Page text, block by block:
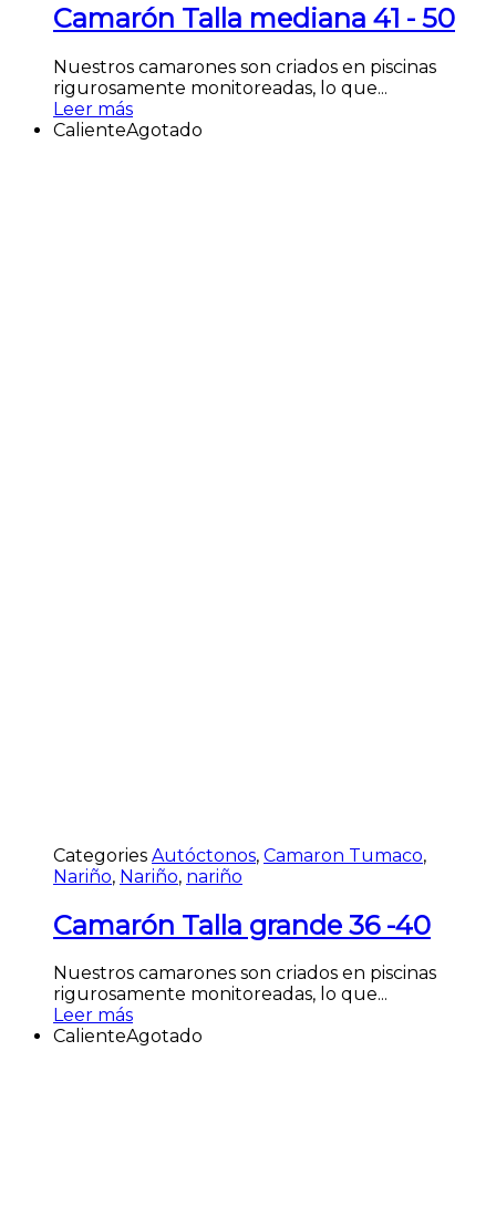
Camarón Talla mediana 41 - 50
Nuestros camarones son criados en piscinas
rigurosamente monitoreadas, lo que...
Leer más
CalienteAgotado
Categories Autóctonos, Camaron Tumaco,
Nariño, Nariño, nariño
Camarón Talla grande 36 -40
Nuestros camarones son criados en piscinas
rigurosamente monitoreadas, lo que...
Leer más
CalienteAgotado